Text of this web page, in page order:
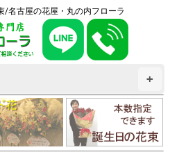
/名古屋の花屋・丸の内フローラ
+